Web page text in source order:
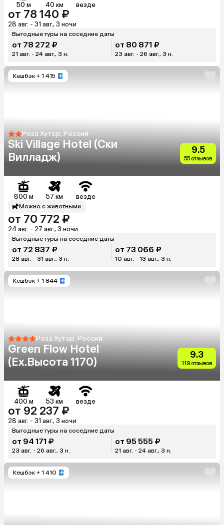
50 м 40 км везде
от 78 140 ₽
28 авг. - 31 авг., 3 ночи
Выгодные туры на соседние даты
от 78 272 ₽
21 авг. - 24 авг., 3 н.
от 80 871 ₽
23 авг. - 26 авг., 3 н.
Кешбэк + 1 415
Роза Хутор, Россия
Ski Village Hotel (Ски
Вилладж)
9.5
55 отзывов
800 м 57 км везде
Можно с животными
от 70 772 ₽
24 авг. - 27 авг., 3 ночи
Выгодные туры на соседние даты
от 72 837 ₽
28 авг. - 31 авг., 3 н.
от 73 066 ₽
10 авг. - 13 авг., 3 н.
Кешбэк + 1 844
Роза Хутор, Россия
Green Flow Hotel
(Ex.Высота 1170)
9.3
119 отзывов
400 м 53 км везде
от 92 237 ₽
28 авг. - 31 авг., 3 ночи
Выгодные туры на соседние даты
от 94 171 ₽
23 авг. - 26 авг., 3 н.
от 95 555 ₽
21 авг. - 24 авг., 3 н.
Кешбэк + 1 410